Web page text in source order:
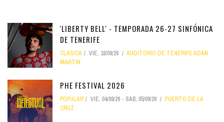
'LIBERTY BELL' - TEMPORADA 26-27 SINFÓNICA
DE TENERIFE
CLÁSICA VIE, 18/09/26
AUDITORIO DE TENERIFE ADÁN
MARTÍN
PHE FESTIVAL 2026
POPULAR VIE, 04/09/26 - SÁB, 05/09/26
PUERTO DE LA
CRUZ